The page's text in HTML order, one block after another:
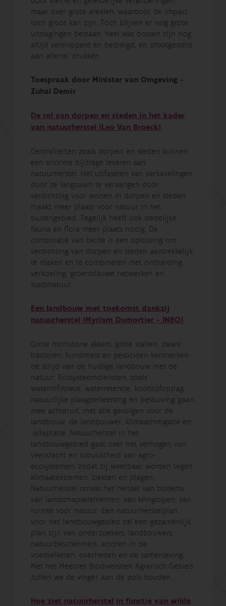
maar over grote arealen, waardoor de impact
toch groot kan zijn. Toch blijven er nog grote
uitdagingen bestaan: heel wat bossen zijn nog
altijd versnipperd en bedreigd, en blootgesteld
aan allerlei drukken.
Toespraak door Minister van Omgeving -
Zuhal Demir
De rol van dorpen en steden in het kader
van natuurherstel (Leo Van Broeck)
Centraliteiten zoals dorpen en steden kunnen
een enorme bijdrage leveren aan
natuurherstel. Het uitfaseren van verkavelingen
door ze langzaam te vervangen door
verdichting voor wonen in dorpen en steden
maakt meer plaats voor natuur in het
buitengebied. Tegelijk heeft ook stedelijke
fauna en flora meer plaats nodig. De
combinatie van beide is een oplossing om
verdichting van dorpen en steden aantrekkelijk
te maken en te combineren met ontharding,
verkoeling, groenblauwe netwerken en
stadsnatuur.
Een landbouw met toekomst dankzij
natuurherstel (Myriam Dumortier - INBO)
Grote monotone akkers, grote stallen, zware
tractoren, kunstmest en pesticiden kenmerken
de strijd van de huidige landbouw met de
natuur. Ecosysteemdiensten, zoals
waterinfiltratie, waterretentie, koolstofopslag,
natuurlijke plaagbeheersing en bestuiving gaan
mee achteruit, met alle gevolgen voor de
landbouw, de landbouwer, klimaatmitigatie en
-adaptatie. Natuurherstel in het
landbouwgebied gaat over het verhogen van
veerkracht en robuustheid van agro-
ecosystemen, zodat zij weerbaar worden tegen
klimaatextremen, ziekten en plagen.
Natuurherstel omvat het herstel van bodems,
van landschapselementen, van kringlopen, van
ruimte voor natuur. Een natuurherstelplan
voor het landbouwgebied zal een gezamenlijk
plan zijn van onderzoekers, landbouwers,
natuurbeschermers, actoren in de
voedselketen, overheden en de samenleving.
Met het Meetnet Biodiversiteit Agrarisch Gebied
zullen we de vinger aan de pols houden.
Hoe ziet natuurherstel in functie van wilde